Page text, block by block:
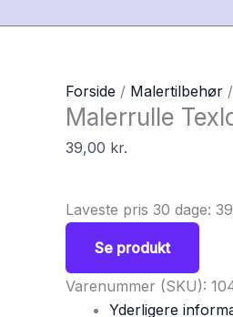
Forside / Malertilbehør /
Malerrulle
39,00 kr.
Laveste pris 30 dage:
Se produkt
Varenummer (SKU):
Yderligere